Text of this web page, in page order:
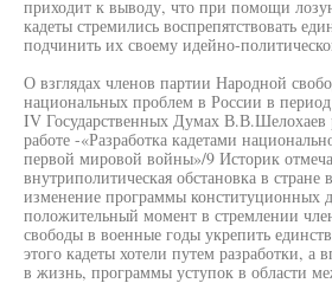
приходит к выводу, что при помощи
кадеты стремились воспрепятствовать
подчинить их своему идейно-
О взглядах членов партии Народной
национальных проблем в России в
IV Государственных Думах В.В.Шелохаев
работе -«Разработка кадетами
первой мировой войны»/9 Историк
внутриполитическая обстановка в стране
изменение программы конституционных
положительный момент в стремлении
свободы в военные годы укрепить
этого кадеты хотели путем разработки, а
в жизнь, программы уступок в области